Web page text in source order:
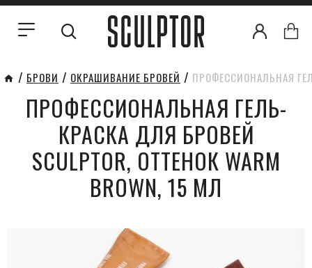
БРОВИ ОКРАШИВАНИЕ БРОВЕЙ ПРОФЕССИОНАЛЬНАЯ
ПРОФЕССИОНАЛЬНАЯ ГЕЛЬ-
КРАСКА ДЛЯ БРОВЕЙ
SCULPTOR, ОТТЕНОК WARM
BROWN, 15 МЛ